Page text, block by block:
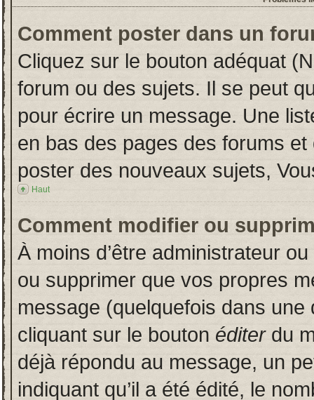
Comment poster dans un
Cliquez sur le bouton adéquat
forum ou des sujets. Il se peut
pour écrire un message. Une
en bas des pages des forums
poster des nouveaux sujets,
Haut
Comment modifier ou
À moins d’être administrateur
ou supprimer que vos propres
message (quelquefois dans
cliquant sur le bouton éditerdu
déjà répondu au message, un
indiquant qu’il a été édité, le